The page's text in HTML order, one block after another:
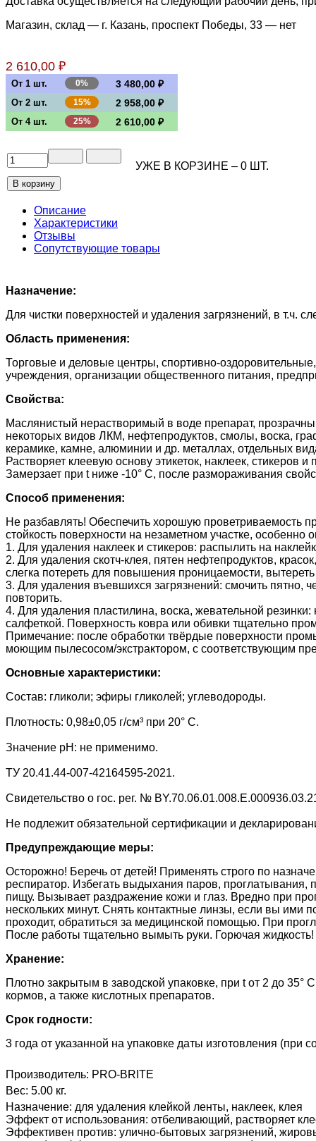
Магазин, склад — г. Казань, проспект Победы, 33 — нет
2 610,00 ₽
От 1 шт. 0% 3 480,00 ₽
От 2 шт. 15% 2 958,00 ₽
От 4 шт. 25% 2 610,00 ₽
УЖЕ В КОРЗИНЕ – 0 ШТ.
Описание
Характеристики
Отзывы
Сопутствующие товары
Назначение:
Для чистки поверхностей и удаления загрязнений, в т.ч.
Область применения:
Торговые и деловые центры, спортивно-
учреждения, организации общественного питания,
Свойства:
Маслянистый нерастворимый в воде препарат,
некоторых видов ЛКМ, нефтепродуктов, смолы, воска,
керамике, камне, алюминии и др. металлах, отдельных
Растворяет клеевую основу этикеток, наклеек,
Замерзает при t ниже -10° С, после размораживания
Способ применения:
Не разбавлять! Обеспечить хорошую проветриваемость
стойкость поверхности на незаметном участке, особенно
1. Для удаления наклеек и стикеров: распылить на
2. Для удаления скотч-клея, пятен нефтепродуктов,
слегка потереть для повышения проницаемости, вытереть
3. Для удаления въевшихся загрязнений: смочить пятно,
повторить.
4. Для удаления пластилина, воска, жевательной
салфеткой. Поверхность ковра или обивки тщательно
Примечание: после обработки твёрдые поверхности
моющим пылесосом/экстрактором, с соответствующим
Основные характеристики:
Состав: гликоли; эфиры гликолей; углеводороды.
Плотность: 0,98±0,05 г/см³ при 20° С.
Значение рН: не применимо.
ТУ 20.41.44-007-42164595-2021.
Свидетельство о гос. рег. №
Не подлежит обязательной сертификации и
Предупреждающие меры:
Осторожно! Беречь от детей! Применять строго по
респиратор. Избегать выдыхания паров, проглатывания,
пищу. Вызывает раздражение кожи и глаз. Вредно при
нескольких минут. Снять контактные линзы, если вы ими
проходит, обратиться за медицинской помощью. При
После работы тщательно вымыть руки. Горючая жидкость!
Хранение:
Плотно закрытым в заводской упаковке, при t от 2 до
кормов, а также кислотных препаратов.
Срок годности:
3 года от указанной на упаковке даты изготовления (при
Производитель: PRO-BRITE
Вес: 5.00 кг.
Назначение: для удаления клейкой ленты, наклеек, клея
Эффект от использования: отбеливающий, растворяет
Эффективен против: улично-бытовых загрязнений,